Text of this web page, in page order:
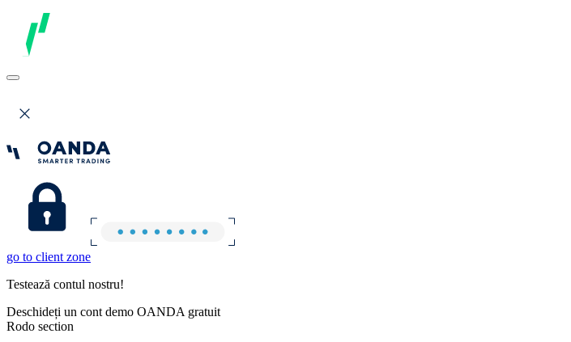
go to client zone
Testează contul nostru!
Deschideți un cont demo OANDA gratuit
Rodo section